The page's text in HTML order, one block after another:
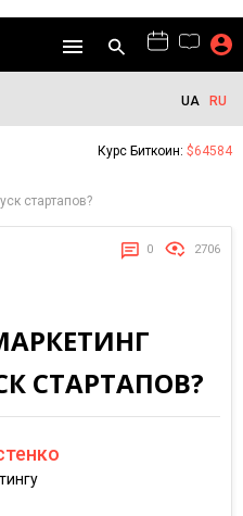
UA RU
Курс Биткоин: $64584
стартапов?
0 2706
СТАРТАПОВ?